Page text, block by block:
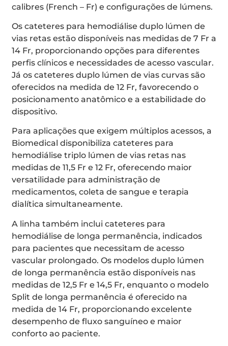
calibres (French – Fr) e configurações de lúmens.
Os cateteres para hemodiálise duplo lúmen de
vias retas estão disponíveis nas medidas de 7 Fr a
14 Fr, proporcionando opções para diferentes
perfis clínicos e necessidades de acesso vascular.
Já os cateteres duplo lúmen de vias curvas são
oferecidos na medida de 12 Fr, favorecendo o
posicionamento anatômico e a estabilidade do
dispositivo.
Para aplicações que exigem múltiplos acessos, a
Biomedical disponibiliza cateteres para
hemodiálise triplo lúmen de vias retas nas
medidas de 11,5 Fr e 12 Fr, oferecendo maior
versatilidade para administração de
medicamentos, coleta de sangue e terapia
dialítica simultaneamente.
A linha também inclui cateteres para
hemodiálise de longa permanência, indicados
para pacientes que necessitam de acesso
vascular prolongado. Os modelos duplo lúmen
de longa permanência estão disponíveis nas
medidas de 12,5 Fr e 14,5 Fr, enquanto o modelo
Split de longa permanência é oferecido na
medida de 14 Fr, proporcionando excelente
desempenho de fluxo sanguíneo e maior
conforto ao paciente.